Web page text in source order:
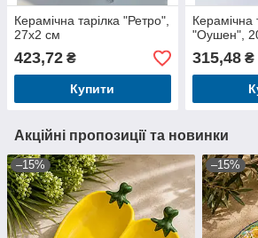
Керамічна тарілка "Ретро",
27x2 см
423,72 ₴
Купити
Керамічна
"Оушен",
315,48₴
Акційні пропозиції та новинки
–15% –15%